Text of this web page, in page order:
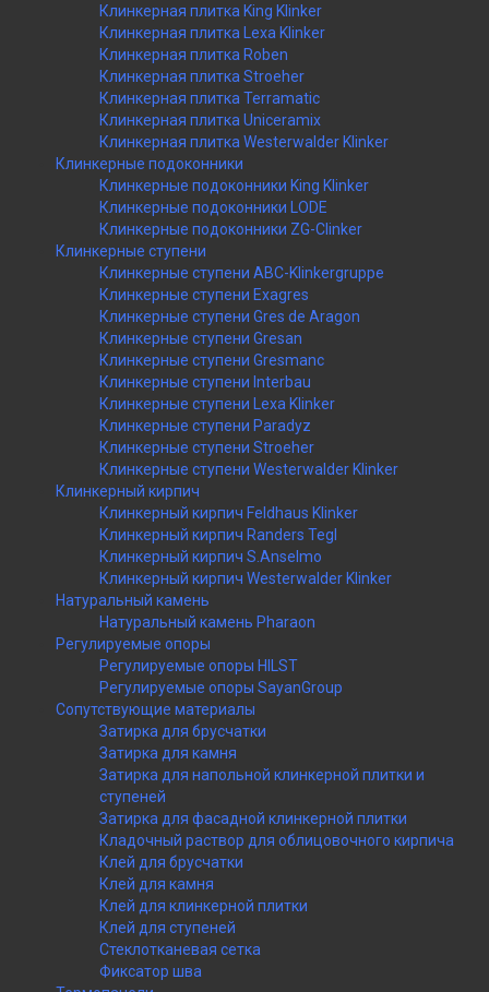
Клинкерная плитка King Klinker
Клинкерная плитка Lexa Klinker
Клинкерная плитка Roben
Клинкерная плитка Stroeher
Клинкерная плитка Terramatic
Клинкерная плитка Uniceramix
Клинкерная плитка Westerwalder Klinker
Клинкерные подоконники
Клинкерные подоконники King Klinker
Клинкерные подоконники LODE
Клинкерные подоконники ZG-Clinker
Клинкерные ступени
Клинкерные ступени ABC-Klinkergruppe
Клинкерные ступени Exagres
Клинкерные ступени Gres de Aragon
Клинкерные ступени Gresan
Клинкерные ступени Gresmanc
Клинкерные ступени Interbau
Клинкерные ступени Lexa Klinker
Клинкерные ступени Paradyz
Клинкерные ступени Stroeher
Клинкерные ступени Westerwalder Klinker
Клинкерный кирпич
Клинкерный кирпич Feldhaus Klinker
Клинкерный кирпич Randers Tegl
Клинкерный кирпич S.Anselmo
Клинкерный кирпич Westerwalder Klinker
Натуральный камень
Натуральный камень Pharaon
Регулируемые опоры
Регулируемые опоры HILST
Регулируемые опоры SayanGroup
Сопутствующие материалы
Затирка для брусчатки
Затирка для камня
Затирка для напольной клинкерной плитки и
ступеней
Затирка для фасадной клинкерной плитки
Кладочный раствор для облицовочного кирпича
Клей для брусчатки
Клей для камня
Клей для клинкерной плитки
Клей для ступеней
Стеклотканевая сетка
Фиксатор шва